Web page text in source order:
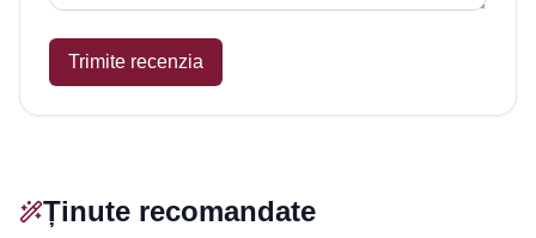
Trimite recenzia
Ținute recomandate